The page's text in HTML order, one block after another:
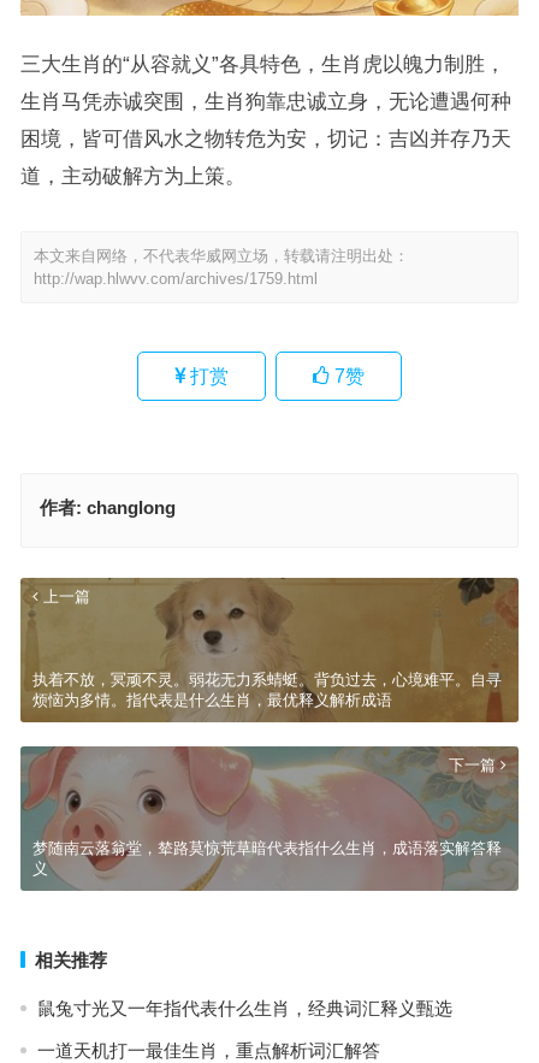
三大生肖的“从容就义”各具特色，生肖虎以魄力制胜，
生肖马凭赤诚突围，生肖狗靠忠诚立身，无论遭遇何种
困境，皆可借风水之物转危为安，切记：吉凶并存乃天
道，主动破解方为上策。
本文来自网络，不代表华威网立场，转载请注明出处：
http://wap.hlwvv.com/archives/1759.html
打赏 7赞
作者: changlong
上一篇
执着不放，冥顽不灵。弱花无力系蜻蜓。背负过去，心境难平。自寻
烦恼为多情。指代表是什么生肖，最优释义解析成语
下一篇
梦随南云落翁堂，辇路莫惊荒草暗代表指什么生肖，成语落实解答释
义
相关推荐
鼠兔寸光又一年指代表什么生肖，经典词汇释义甄选
一道天机打一最佳生肖，重点解析词汇解答